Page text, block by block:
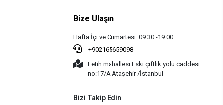
Bize Ulaşın
Hafta İçi ve Cumartesi: 09:30 -19:00
+902165659098
Fetih mahallesi Eski çiftlik yolu caddesi
no:17/A Ataşehir /İstanbul
Bizi Takip Edin